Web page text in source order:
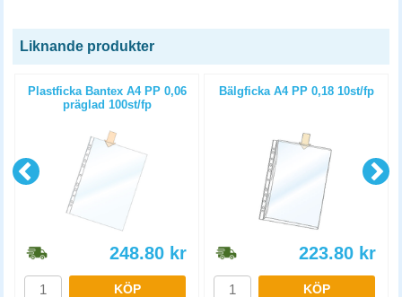
Liknande produkter
Plastficka Bantex A4 PP 0,06
präglad 100st/fp
248.80 kr
KÖP
Bälgficka A4 PP 0,18 10st/fp
223.80 kr
KÖP